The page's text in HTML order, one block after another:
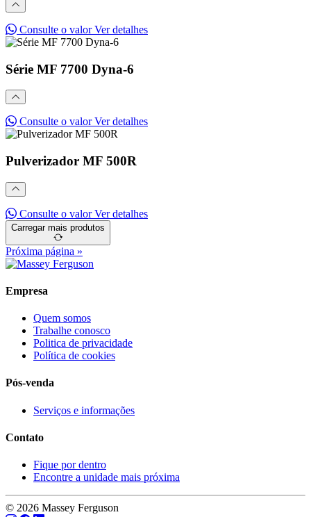
Consulte o valorVer detalhes
Série MF 7700 Dyna-6
Consulte o valorVer detalhes
Pulverizador MF 500R
Consulte o valorVer detalhes
Carregar mais produtos
Próxima página »
Empresa
Quem somos
Trabalhe conosco
Politica de privacidade
Política de cookies
Pós-venda
Serviços e informações
Contato
Fique por dentro
Encontre a unidade mais próxima
© 2026 Massey Ferguson